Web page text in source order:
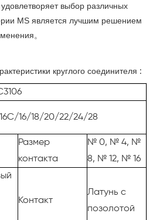
выбор различных
MS является лучшим решением
。
круглого соединителя :
16/18/20/22/24/28
Размер
контакта
№ 0, № 4, №
8, № 12, № 16
Контакт
Латунь с
позолотой